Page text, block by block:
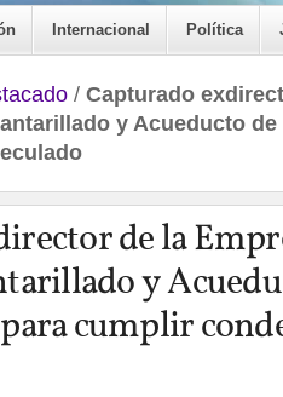
Internacional Política
/ Capturado
y Acueducto
de la
y
cumplir